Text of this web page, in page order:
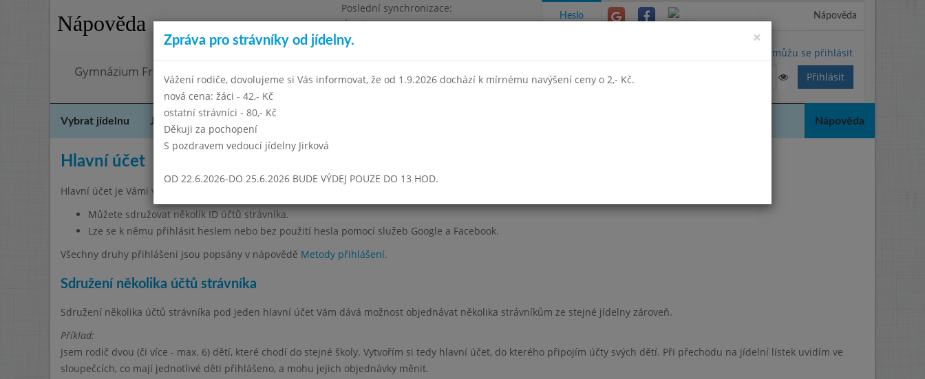
Nápověda
Poslední synchronizace:
Úterý 21.7.2026 8:55
Omezení objednávek
Gymnázium Františka Palackého, Neratovice, Masarykova 450
Heslo Nápověda
Nemůžu se přihlásit
Vybrat jídelnu Jídelní lístek Nápověda
Hlavní účet
Hlavní účet je Vámi vytvořený účet na www.jidelna.cz, jehož přihlašovacím jménem je Váš e-mail. Poskytuje několik nových možností:
Můžete sdružovat několik ID účtů strávníka.
Lze se k němu přihlásit heslem nebo bez použití hesla pomocí služeb Google a Facebook.
Všechny druhy přihlášení jsou popsány v nápovědě Metody přihlášení.
Sdružení několika účtů strávníka
Sdružení několika účtů strávníka pod jeden hlavní účet Vám dává možnost objednávat několika strávníkům ze stejné jídelny zároveň.
Příklad:
Jsem rodič dvou (či více - max. 6) dětí, které chodí do stejné školy. Vytvořím si tedy hlavní účet, do kterého připojím účty svých dětí. Při přechodu na jídelní lístek uvidím ve
sloupečcích, co mají jednotlivé děti přihlášeno, a mohu jejich objednávky měnit.
×
Zpráva pro strávníky od jídelny.
Vážení rodiče, dovolujeme si Vás informovat, že od 1.9.2026 dochází k mírnému navýšení ceny o 2,- Kč.
nová cena: žáci - 42,- Kč
ostatní strávníci - 80,- Kč
Děkuji za pochopení
S pozdravem vedoucí jídelny Jirková
OD 22.6.2026-DO 25.6.2026 BUDE VÝDEJ POUZE DO 13 HOD.